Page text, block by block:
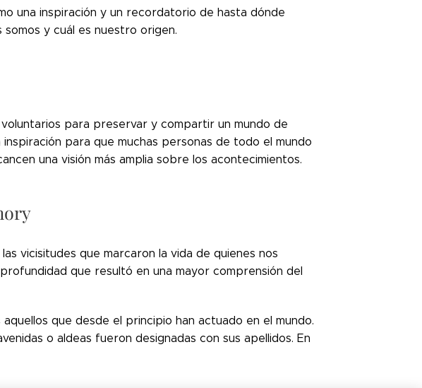
una inspiración y un recordatorio de hasta dónde
y cuál es nuestro origen.
para preservar y compartir un mundo de
para que muchas personas de todo el mundo
una visión más amplia sobre los acontecimientos.
vicisitudes que marcaron la vida de quienes nos
que resultó en una mayor comprensión del
que desde el principio han actuado en el mundo.
o aldeas fueron designadas con sus apellidos. En